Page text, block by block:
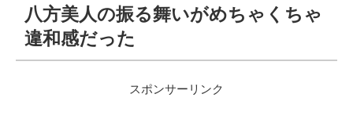
八方美人の振る舞いがめちゃくちゃ
違和感だった
スポンサーリンク